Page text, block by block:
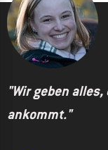
"Wir geben
ankommt."